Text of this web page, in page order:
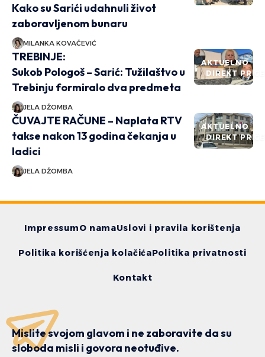
Kako su Sarići udahnuli život
zaboravljenom bunaru
MILANKA KOVAČEVIĆ
AKTUELNO
DIREKT PRIČE
TREBINJE:
Sukob Pologoš – Sarić: Tužilaštvo u
Trebinju formiralo dva predmeta
JELA DŽOMBA
AKTUELNO
DIREKT PRIČE
ČUVAJTE RAČUNE – Naplata RTV
takse nakon 13 godina čekanja u
ladici
JELA DŽOMBA
ImpressumO namaUslovi i pravila korištenja
Politika korišćenja kolačićaPolitika privatnosti
Kontakt
Mislite svojom glavom i ne zaboravite da su
sloboda misli i govora neotuđive.